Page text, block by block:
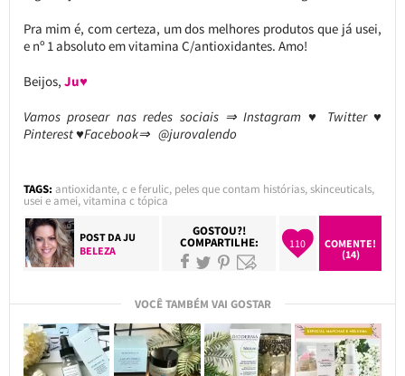
Pra mim é, com certeza, um dos melhores produtos que já usei,
e nº 1 absoluto em vitamina C/antioxidantes. Amo!
Beijos, Ju♥
Vamos prosear nas redes sociais ⇒ Instagram ♥ Twitter ♥
Pinterest ♥Facebook⇒ @jurovalendo
TAGS: antioxidante,c e ferulic, peles que contam histórias,skinceuticals,
usei e amei,vitamina c tópica
POST DAJU
BELEZA
GOSTOU?!
COMPARTILHE: 110
COMENTE!
(14)
VOCÊ TAMBÉM VAI GOSTAR